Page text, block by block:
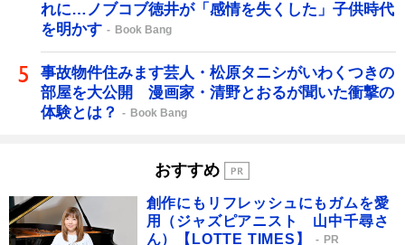
れに…ノブコブ徳井が「感情を失くした」子供時代
を明かす
Book Bang
事故物件住みます芸人・松原タニシがいわくつきの
部屋を大公開 漫画家・清野とおるが聞いた衝撃の
体験とは？
Book Bang
おすすめ
創作にもリフレッシュにもガムを愛
用（ジャズピアニスト 山中千尋さ
ん）【LOTTE TIMES】
PR